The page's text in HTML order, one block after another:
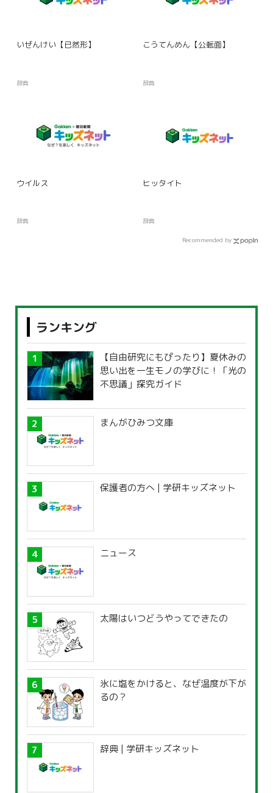
いぜんけい【已然形】
辞典
こうてんめん【公転面】
辞典
ウイルス
辞典
ヒッタイト
辞典
Recommended by
ランキング
【自由研究にもぴったり】夏休みの
思い出を一生モノの学びに！「光の
不思議」探究ガイド
まんがひみつ文庫
保護者の方へ | 学研キッズネット
ニュース
太陽はいつどうやってできたの
氷に塩をかけると、なぜ温度が下が
るの？
辞典 | 学研キッズネット